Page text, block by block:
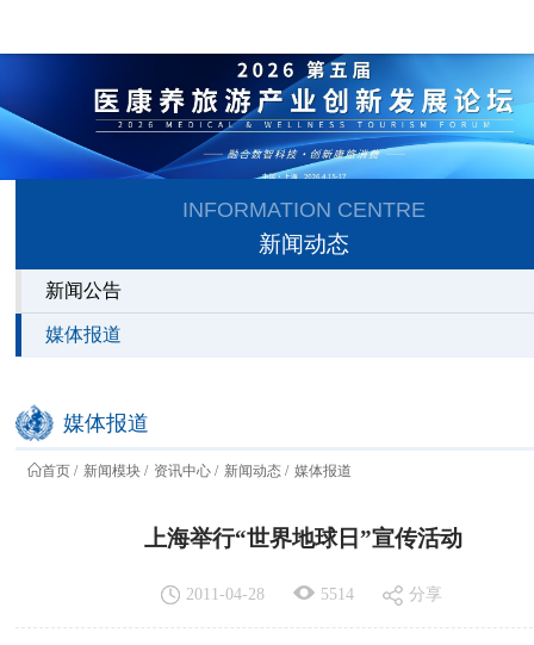
INFORMATION CENTRE
新闻动态
新闻公告
媒体报道
媒体报道
首页 新闻模块 资讯中心 新闻动态 媒体报道
上海举行“世界地球日”宣传活动
2011-04-28 5514 分享